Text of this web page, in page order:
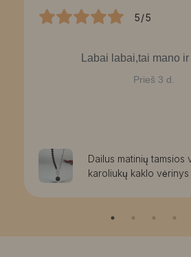
5/5
Labai labai,tai mano
Prieš 3 d.
Dailus matinių tamsios
karoliukų kaklo vėrinys